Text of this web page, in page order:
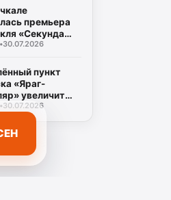
премьера
«Секунда
военной
•30.07.2026
пункт
«Яраг-
увеличит
через
Дагестана
•30.07.2026